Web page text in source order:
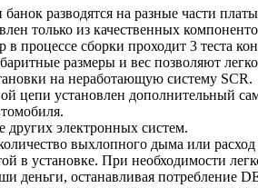
разводятся на разные части
только из качественных
процессе сборки проходит 3 теста
размеры и вес позволяют
на неработающую систему SCR.
цепи установлен дополнительный
других электронных систем.
выхлопного дыма или
в установке. При необходимости
деньги, останавливая потребление